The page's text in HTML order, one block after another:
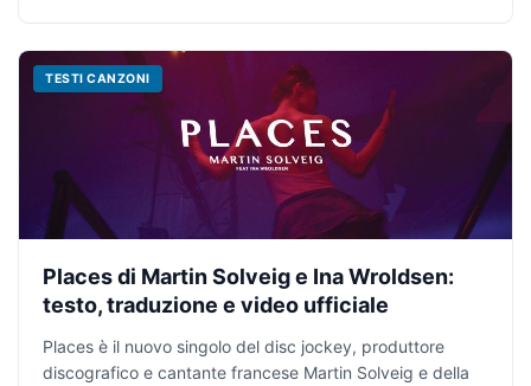
TESTI CANZONI
Places di Martin Solveig e Ina Wroldsen:
testo, traduzione e video ufficiale
Places è il nuovo singolo del disc jockey, produttore
discografico e cantante francese Martin Solveig e della